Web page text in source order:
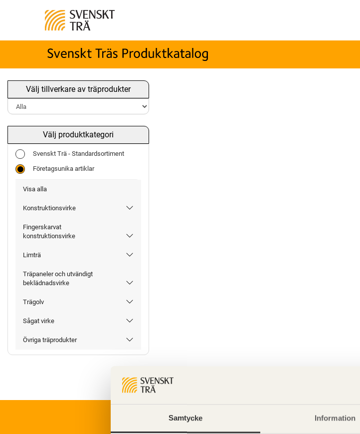
Samtycke Information
Välj tillverkare av träprodukter
Välj produktkategori
Svenskt Trä - Standardsortiment
Företagsunika artiklar
Visa alla
Konstruktionsvirke
Fingerskarvat
konstruktionsvirke
Limträ
Träpaneler och utvändigt
beklädnadsvirke
Trägolv
Sågat virke
Övriga träprodukter